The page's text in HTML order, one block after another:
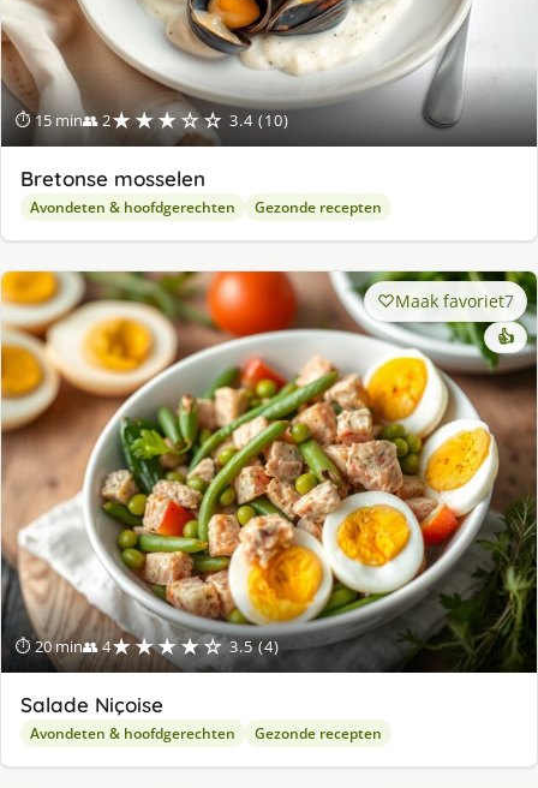
⏱ 15 min👥 2★★★☆☆ 3.4 (10)
Bretonse mosselen
Avondeten & hoofdgerechten Gezonde recepten
⏱ 20 min👥 4★★★★☆ 3.5 (4)
Maak favoriet7
👍
Salade Niçoise
Avondeten & hoofdgerechten Gezonde recepten